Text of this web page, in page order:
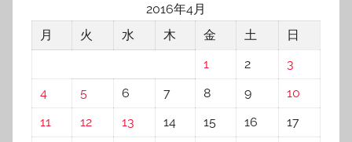
2016年4月
月
火 水 木 金 土
日
1
2
3
4
5 6 7 8 9
10
11
12 13 14 15 16
17